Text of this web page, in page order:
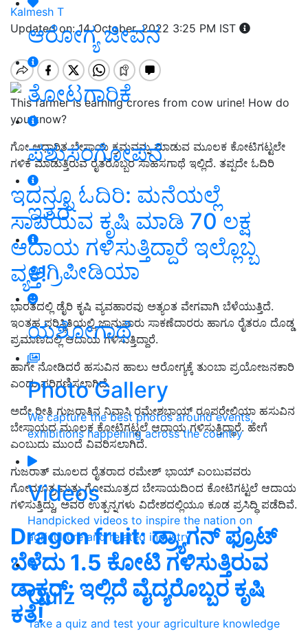
ಆರೋಗ್ಯ ಜೀವನ
ತೋಟಗಾರಿಕೆ
ಪಶುಸಂಗೋಪನೆ
ಇತರೆ
ಅಗ್ರಿಪೀಡಿಯಾ
ಯಶೋಗಾಥೆ
Photo Gallery
We capture the best photos around events,
exhibitions happening across the country
Videos
Handpicked videos to inspire the nation on
agriculture and related industry
Quiz
Take a quiz and test your agriculture knowledge
Kalmesh T
Updated on: 14 October, 2022 3:25 PM IST
This farmer is earning crores from cow urine! How do
you know?
ಗೋ ಆಧಾರಿತ ಬೇಸಾಯ ಕ್ರಮವನ್ನು ಮಾಡುವ ಮೂಲಕ ಕೋಟಿಗಟ್ಟಲೇ
ಗಳಿಕೆ ಮಾಡುತ್ತಿರುವ ರೈತರೊಬ್ಬರ ಸಾಹಸಗಾಥೆ ಇಲ್ಲಿದೆ. ತಪ್ಪದೇ ಓದಿರಿ
ಇದನ್ನೂ ಓದಿರಿ: ಮನೆಯಲ್ಲೆ
ಸಾವಯವ ಕೃಷಿ ಮಾಡಿ 70 ಲಕ್ಷ
ಆದಾಯ ಗಳಿಸುತ್ತಿದ್ದಾರೆ ಇಲ್ಲೊಬ್ಬ
ವ್ಯಕ್ತಿ!
ಭಾರತದಲ್ಲಿ ಡೈರಿ ಕೃಷಿ ವ್ಯವಹಾರವು ಅತ್ಯಂತ ವೇಗವಾಗಿ ಬೆಳೆಯುತ್ತಿದೆ.
ಇಂತಹ ಪರಿಸ್ಥಿತಿಯಲ್ಲಿ ಜಾನುವಾರು ಸಾಕಣೆದಾರರು ಹಾಗೂ ರೈತರೂ ದೊಡ್ಡ
ಪ್ರಮಾಣದಲ್ಲಿ ಆದಾಯ ಗಳಿಸುತ್ತಿದ್ದಾರೆ.
ಹಾಗೇ ನೋಡಿದರೆ ಹಸುವಿನ ಹಾಲು ಆರೋಗ್ಯಕ್ಕೆ ತುಂಬಾ ಪ್ರಯೋಜನಕಾರಿ
ಎಂದು ಪರಿಗಣಿಸಲಾಗಿದೆ.
ಅದೇ ರೀತಿ ಗುಜರಾತಿನ ನಿವಾಸಿ ರಮೇಶಭಾಯ್ ರೂಪರೇಲಿಯಾ ಹಸುವಿನ
ಬೇಸಾಯದ ಮೂಲಕ ಕೋಟಿಗಟ್ಟಲೆ ಆದಾಯ ಗಳಿಸುತ್ತಿದ್ದಾರೆ. ಹೇಗೆ
ಎಂಬುದು ಮುಂದೆ ವಿವರಿಸಲಾಗಿದೆ.
ಗುಜರಾತ್‌ ಮೂಲದ ರೈತರಾದ ರಮೇಶ್ ಭಾಯ್ ಎಂಬುವವರು
ಗೋಮೂತ್ರ ಮತ್ತು ಗೋಮೂತ್ರದ ಬೇಸಾಯದಿಂದ ಕೋಟಿಗಟ್ಟಲೆ ಆದಾಯ
ಗಳಿಸುತ್ತಿದ್ದು, ಅವರ ಉತ್ಪನ್ನಗಳು ವಿದೇಶದಲ್ಲಿಯೂ ಕೂಡ ಪ್ರಸಿದ್ಧಿ ಪಡೆದಿವೆ.
Dragon fruit: ಡ್ರ್ಯಾಗನ್‌ ಫ್ರೂಟ್‌
ಬೆಳೆದು 1.5 ಕೋಟಿ ಗಳಿಸುತ್ತಿರುವ
ಡಾಕ್ಟರ್‌; ಇಲ್ಲಿದೆ ವೈದ್ಯರೊಬ್ಬರ ಕೃಷಿ
ಕತೆ!